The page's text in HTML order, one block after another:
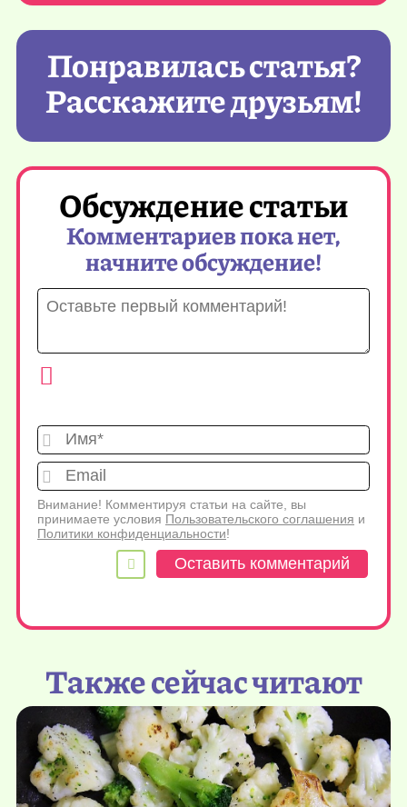
Понравилась статья?
Расскажите друзьям!
Обсуждение статьи
Комментариев пока нет,
начните обсуждение!
Имя*
Внимание! Комментируя статьи на сайте, вы
принимаете условия Пользовательского соглашения и
Политики конфиденциальности!
Также сейчас читают